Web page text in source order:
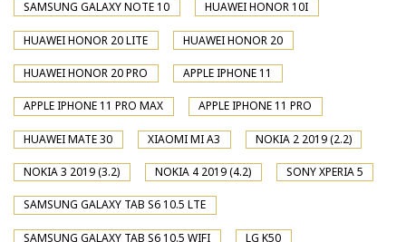
SAMSUNG GALAXY NOTE 10 HUAWEI HONOR 10I
HUAWEI HONOR 20 LITE HUAWEI HONOR 20
HUAWEI HONOR 20 PRO APPLE IPHONE 11
APPLE IPHONE 11 PRO MAX APPLE IPHONE 11 PRO
HUAWEI MATE 30 XIAOMI MI A3 NOKIA 2 2019 (2.2)
NOKIA 3 2019 (3.2) NOKIA 4 2019 (4.2) SONY XPERIA 5
SAMSUNG GALAXY TAB S6 10.5 LTE
SAMSUNG GALAXY TAB S6 10.5 WIFI LG K50